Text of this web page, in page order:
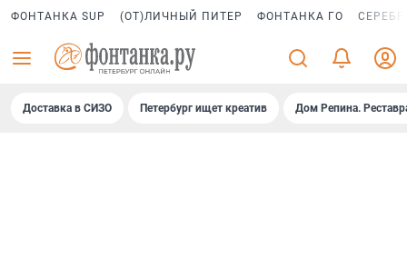
ФОНТАНКА SUP (ОТ)ЛИЧНЫЙ ПИТЕР ФОНТАНКА ГО
Доставка в СИЗО Петербург ищет креатив Дом Репина.